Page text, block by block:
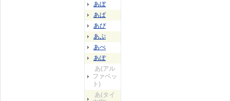
あぼ
あぱ
あぴ
あぷ
あぺ
あぽ
あ(アル
ファベッ
ト)
あ(タイ